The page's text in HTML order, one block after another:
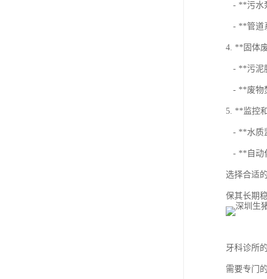
- **污水
- **管道
4. **固体
- **污泥
- **废物
5. **监控
- **水质
- **自动
选择合适
保其长期
牙科诊所
需要专门